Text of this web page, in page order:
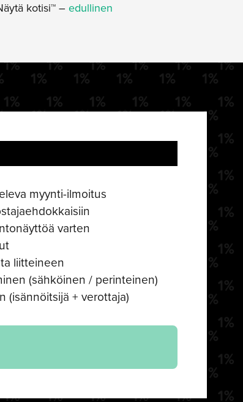
kotisi™ – edullinen
myynti-ilmoitus
varten
liitteineen
(sähköinen / perinteinen)
(isännöitsijä + verottaja)